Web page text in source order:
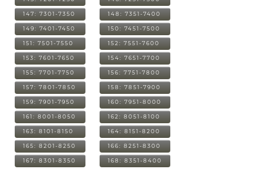
147: 7301-7350 148: 7351-7400
149: 7401-7450 150: 7451-7500
151: 7501-7550 152: 7551-7600
153: 7601-7650 154: 7651-7700
155: 7701-7750 156: 7751-7800
157: 7801-7850 158: 7851-7900
159: 7901-7950 160: 7951-8000
161: 8001-8050 162: 8051-8100
163: 8101-8150 164: 8151-8200
165: 8201-8250 166: 8251-8300
167: 8301-8350 168: 8351-8400